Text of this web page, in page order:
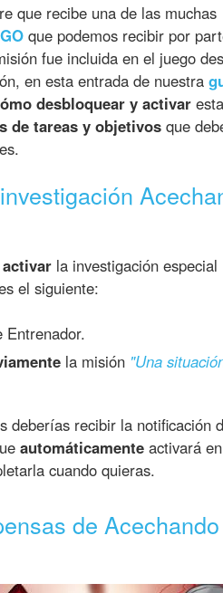
que recibe una de las muchas
que podemos recibir por
fue incluida en el juego
en esta entrada de nuestra
desbloquear y activar esta
de tareas y objetivos que
la investigación especial
el siguiente:
Entrenador.
la misión "Una
deberías recibir la notificación
automáticamente activará
cuando quieras.
de